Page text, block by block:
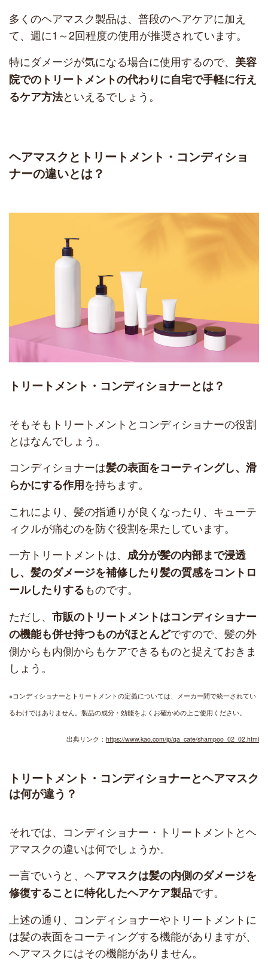
多くのヘアマスク製品は、普段のヘアケアに加え
て、週に1～2回程度の使用が推奨されています。
特にダメージが気になる場合に使用するので、 美容
院でのトリートメントの代わりに自宅で手軽に行え
るケア方法といえるでしょう。
ヘアマスクとトリートメント・コンディショ
ナーの違いとは？
トリートメント・コンディショナーとは？
そもそもトリートメントとコンディショナーの役割
とはなんでしょう。
コンディショナーは髪の表面をコーティングし、滑
らかにする作用を持ちます。
これにより、髪の指通りが良くなったり、キューテ
ィクルが痛むのを防ぐ役割を果たしています。
一方トリートメントは、 成分が髪の内部まで浸透
し、髪のダメージを補修したり髪の質感をコントロ
ールしたりするものです。
ただし、 市販のトリートメントはコンディショナー
の機能も併せ持つものがほとんどですので、髪の外
側からも内側からもケアできるものと捉えておきま
しょう。
※コンディショナーとトリートメントの定義については、メーカー間で統一されてい
るわけではありません。 製品の成分・効能をよくお確かめの上ご使用ください。
出典リンク： https://www.kao.com/jp/qa_cate/shampoo_02_02.html
トリートメント・コンディショナーとヘアマスク
は何が違う？
それでは、コンディショナー・トリートメントとヘ
アマスクの違いは何でしょうか。
一言でいうと、ヘアマスクは髪の内側のダメージを
修復することに特化したヘアケア製品です。
上述の通り、コンディショナーやトリートメントに
は髪の表面をコーティングする機能がありますが、
ヘアマスクにはその機能がありません。